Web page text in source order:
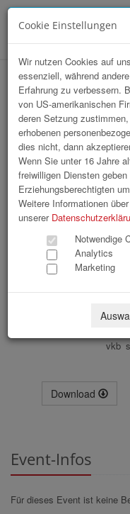
VKB
Download
Event-Infos
Für dieses Event ist keine
Cookie Einstellungen
Wir nutzen Cookies auf
essenziell, während
Erfahrung zu verbessern.
von US-amerikanischen
deren Setzung
erhobenen
dies nicht, dann
Wenn Sie unter 16 Jahre
freiwilligen Diensten
Erziehungsberechtigten
Weitere Informationen
unserer
Notwendige
Analytics
Marketing